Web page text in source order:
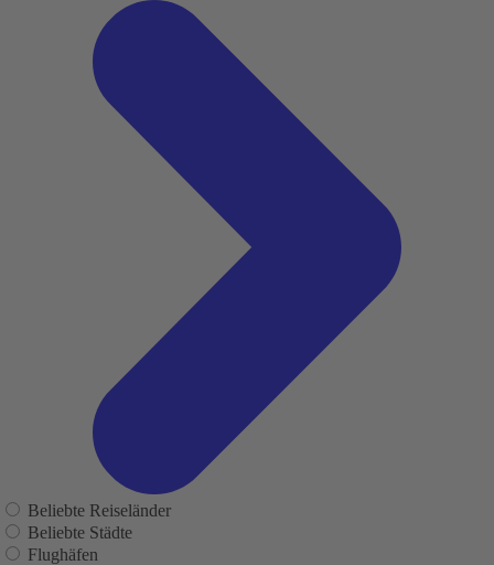
Beliebte Reiseländer
Beliebte Städte
Flughäfen